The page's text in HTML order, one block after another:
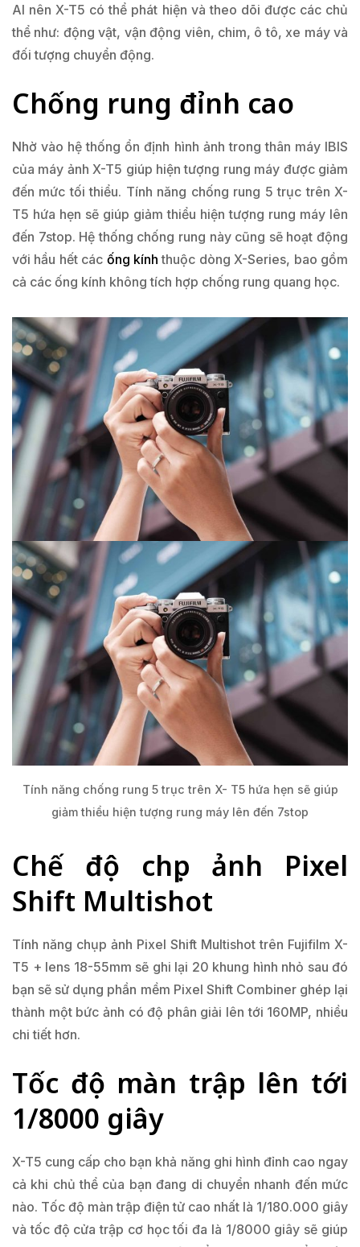
AI nên X-T5 có thể phát hiện và theo dõi được các chủ
thể như: động vật, vận động viên, chim, ô tô, xe máy và
đối tượng chuyển động.
Chống rung đỉnh cao
Nhờ vào hệ thống ổn định hình ảnh trong thân máy IBIS
của máy ảnh X-T5 giúp hiện tượng rung máy được giảm
đến mức tối thiểu. Tính năng chống rung 5 trục trên X-
T5 hứa hẹn sẽ giúp giảm thiểu hiện tượng rung máy lên
đến 7stop. Hệ thống chống rung này cũng sẽ hoạt động
với hầu hết các ống kính thuộc dòng X-Series, bao gồm
cả các ống kính không tích hợp chống rung quang học.
Tính năng chống rung 5 trục trên X- T5 hứa hẹn sẽ giúp
giảm thiểu hiện tượng rung máy lên đến 7stop
Chế độ chụp ảnh Pixel
Shift Multishot
Tính năng chụp ảnh Pixel Shift Multishot trên Fujifilm X-
T5 + lens 18-55mm sẽ ghi lại 20 khung hình nhỏ sau đó
bạn sẽ sử dụng phần mềm Pixel Shift Combiner ghép lại
thành một bức ảnh có độ phân giải lên tới 160MP, nhiều
chi tiết hơn.
Tốc độ màn trập lên tới
1/8000 giây
X-T5 cung cấp cho bạn khả năng ghi hình đỉnh cao ngay
cả khi chủ thể của bạn đang di chuyển nhanh đến mức
nào. Tốc độ màn trập điện tử cao nhất là 1/180.000 giây
và tốc độ cửa trập cơ học tối đa là 1/8000 giây sẽ giúp